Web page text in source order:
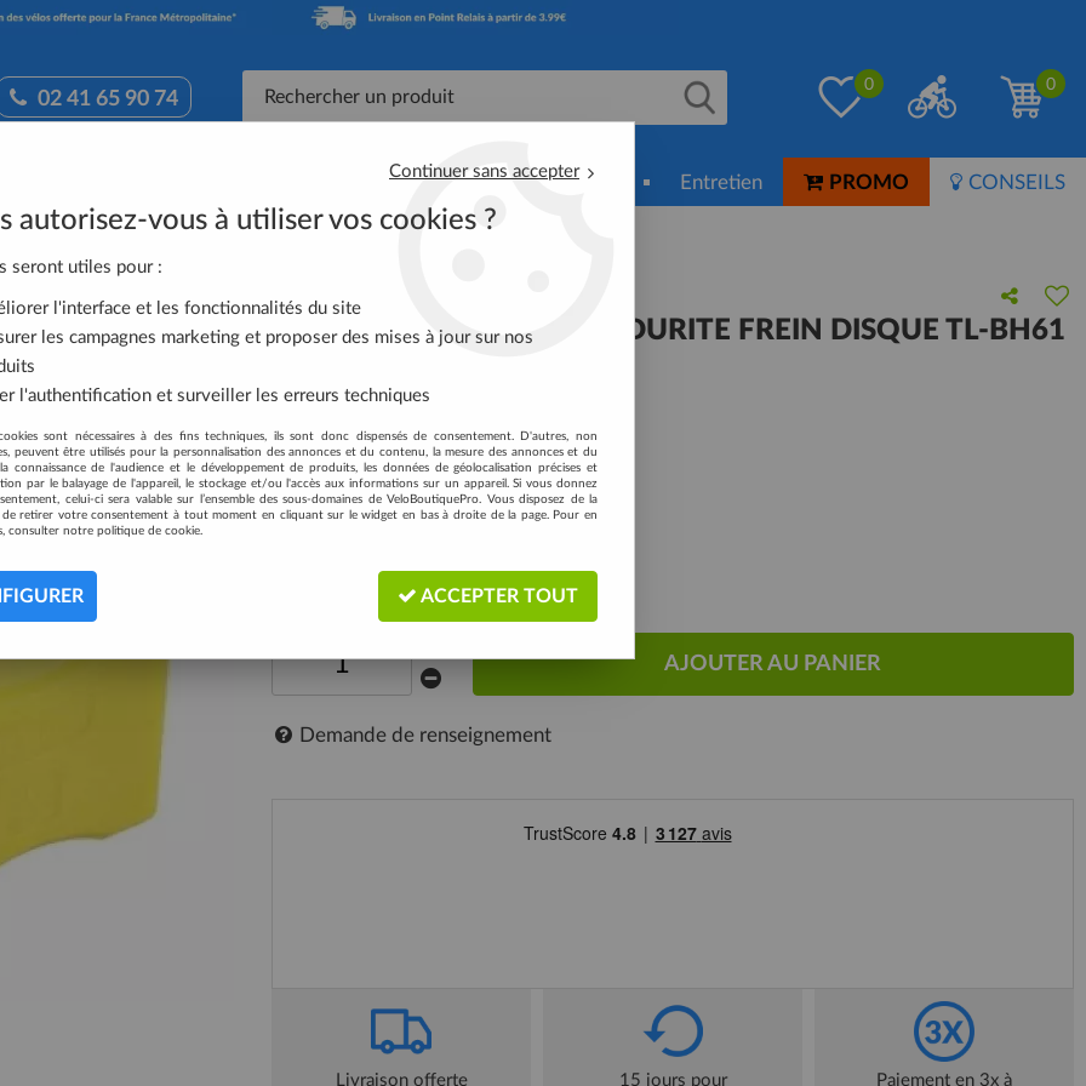
02 41 65 90 74
0 0
Équipement Cycliste Nutrition-Soin Entretien PROMO CONSEILS
FREIN DISQUE TL-BH61
SHIMANO OUTIL COUPE DURITE FREIN DISQUE TL-BH61
4,59 €TTC
Réf. :Y8H198030
Expédié sous 24h
AJOUTER AU PANIER
Demande de renseignement
Livraison offerte 15 jours pour Paiement en 3x à
Continuer sans accepter
autorisez-vous à utiliser vos cookies ?
seront utiles pour :
l'interface et les fonctionnalités du site
les campagnes marketing et proposer des mises à jour sur nos
l'authentification et surveiller les erreurs techniques
sont nécessaires à des fins techniques, ils sont donc dispensés de consentement. D'autres, non
peuvent être utilisés pour la personnalisation des annonces et du contenu, la mesure des annonces et du
connaissance de l'audience et le développement de produits, les données de géolocalisation précises et
par le balayage de l'appareil, le stockage et/ou l'accès aux informations sur un appareil. Si vous donnez
celui-ci sera valable sur l’ensemble des sous-domaines de VeloBoutiquePro. Vous disposez de la
de retirer votre consentement à tout moment en cliquant sur le widget en bas à droite de la page. Pour en
consulter notre politique de cookie.
ACCEPTER TOUT